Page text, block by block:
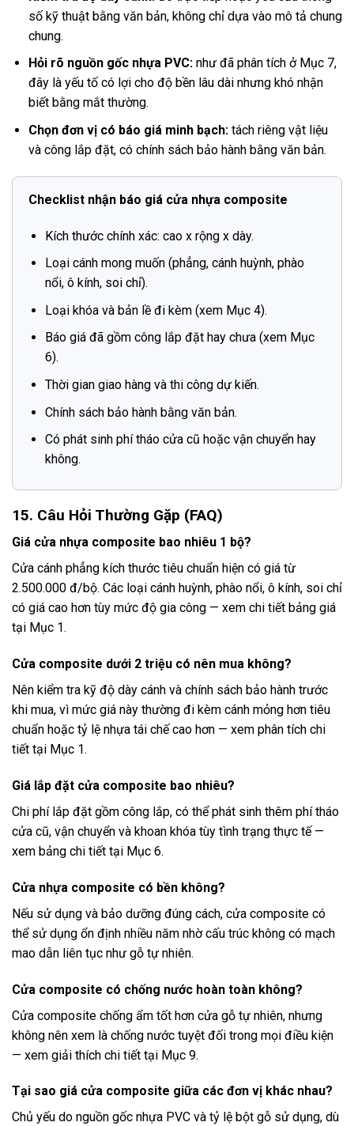
số kỹ thuật bằng văn bản, không chỉ dựa vào mô tả chung
chung.
Hỏi rõ nguồn gốc nhựa PVC:như đã phân tích ở Mục 7,
đây là yếu tố có lợi cho độ bền lâu dài nhưng khó nhận
biết bằng mắt thường.
Chọn đơn vị có báo giá minh bạch:tách riêng vật liệu
và công lắp đặt, có chính sách bảo hành bằng văn bản.
Checklist nhận báo giá cửa nhựa composite
Kích thước chính xác: cao x rộng x dày.
Loại cánh mong muốn (phẳng, cánh huỳnh, phào
nổi, ô kính, soi chỉ).
Loại khóa và bản lề đi kèm (xem Mục 4).
Báo giá đã gồm công lắp đặt hay chưa (xem Mục
6).
Thời gian giao hàng và thi công dự kiến.
Chính sách bảo hành bằng văn bản.
Có phát sinh phí tháo cửa cũ hoặc vận chuyển hay
không.
15. Câu Hỏi Thường Gặp (FAQ)
Giá cửa nhựa composite bao nhiêu 1 bộ?
Cửa cánh phẳng kích thước tiêu chuẩn hiện có giá từ
2.500.000 đ/bộ. Các loại cánh huỳnh, phào nổi, ô kính, soi chỉ
có giá cao hơn tùy mức độ gia công — xem chi tiết bảng giá
tại Mục 1.
Cửa composite dưới 2 triệu có nên mua không?
Nên kiểm tra kỹ độ dày cánh và chính sách bảo hành trước
khi mua, vì mức giá này thường đi kèm cánh mỏng hơn tiêu
chuẩn hoặc tỷ lệ nhựa tái chế cao hơn — xem phân tích chi
tiết tại Mục 1.
Giá lắp đặt cửa composite bao nhiêu?
Chi phí lắp đặt gồm công lắp, có thể phát sinh thêm phí tháo
cửa cũ, vận chuyển và khoan khóa tùy tình trạng thực tế —
xem bảng chi tiết tại Mục 6.
Cửa nhựa composite có bền không?
Nếu sử dụng và bảo dưỡng đúng cách, cửa composite có
thể sử dụng ổn định nhiều năm nhờ cấu trúc không có mạch
mao dẫn liên tục như gỗ tự nhiên.
Cửa composite có chống nước hoàn toàn không?
Cửa composite chống ẩm tốt hơn cửa gỗ tự nhiên, nhưng
không nên xem là chống nước tuyệt đối trong mọi điều kiện
— xem giải thích chi tiết tại Mục 9.
Tại sao giá cửa composite giữa các đơn vị khác nhau?
Chủ yếu do nguồn gốc nhựa PVC và tỷ lệ bột gỗ sử dụng, dù